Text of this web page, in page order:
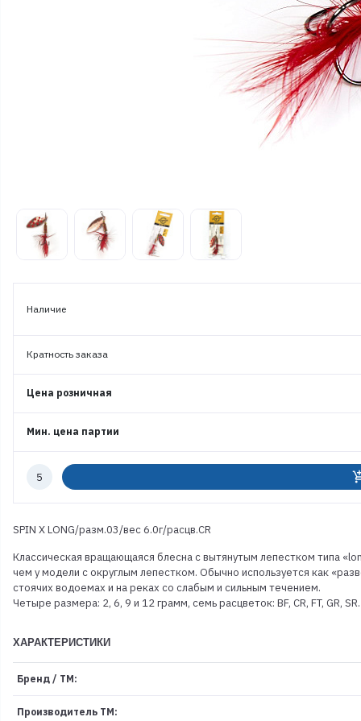
Наличие
Кратность заказа
Цена розничная
Мин. цена партии
Количество
SPIN X LONG/разм.03/вес 6.0г/расцв.CR
Классическая вращающаяся блесна с вытянутым лепестком типа
чем у модели с округлым лепестком. Обычно используется как
стоячих водоемах и на реках со слабым и сильным течением.
Четыре размера: 2, 6, 9 и 12 грамм, семь расцветок: BF, CR, FT, GR, SR.
ХАРАКТЕРИСТИКИ
Бренд / ТМ:
Производитель ТМ: